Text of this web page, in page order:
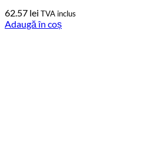
62.57 lei TVA inclus
Adaugă în coș